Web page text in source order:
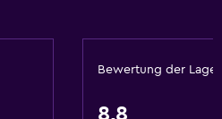
Bewertung der Lage
8,8